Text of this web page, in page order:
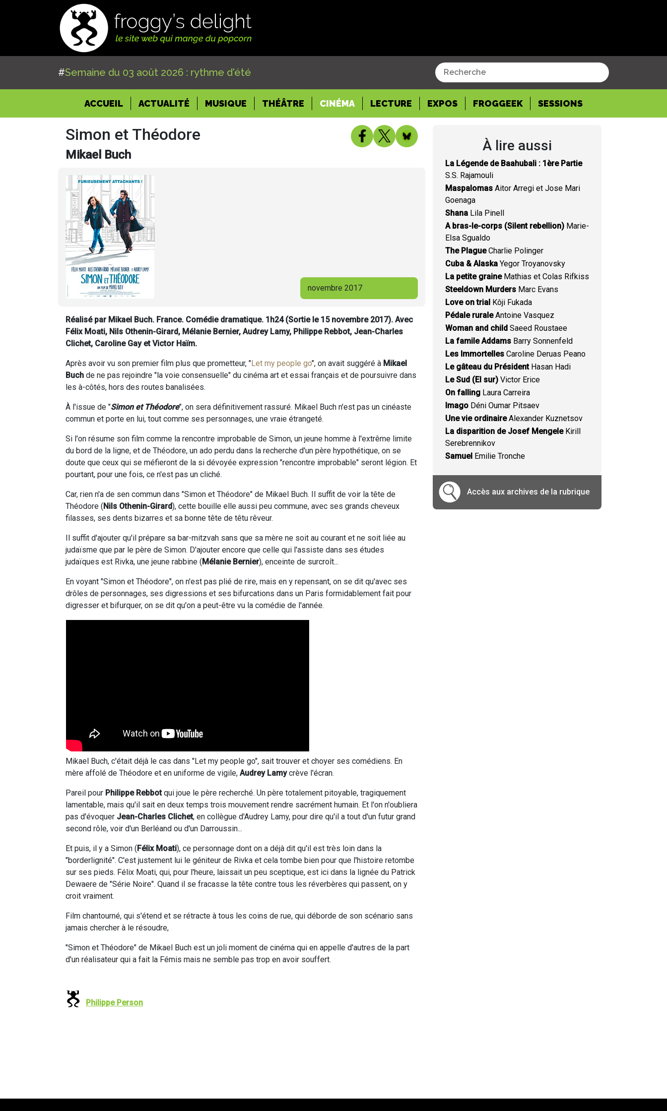
#Semaine du 03 août 2026 : rythme d'été
ACCUEIL(CURRENT)
ACTUALITÉ MUSIQUE THÉÂTRE CINÉMA LECTURE EXPOS FROGGEEK SESSIONS
Simon et Théodore
Mikael Buch
novembre 2017
Réalisé par Mikael Buch. France. Comédie dramatique. 1h24 (Sortie le 15 novembre 2017). Avec
Félix Moati, Nils Othenin-Girard, Mélanie Bernier, Audrey Lamy, Philippe Rebbot, Jean-Charles
Clichet, Caroline Gay et Victor Haïm.
Après avoir vu son premier film plus que prometteur, "Let my people go", on avait suggéré à Mikael
Buch de ne pas rejoindre "la voie consensuelle" du cinéma art et essai français et de poursuivre dans
les à-côtés, hors des routes banalisées.
À l'issue de "Simon et Théodore", on sera définitivement rassuré. Mikael Buch n'est pas un cinéaste
commun et porte en lui, tout comme ses personnages, une vraie étrangeté.
Si l'on résume son film comme la rencontre improbable de Simon, un jeune homme à l'extrême limite
du bord de la ligne, et de Théodore, un ado perdu dans la recherche d'un père hypothétique, on se
doute que ceux qui se méfieront de la si dévoyée expression "rencontre improbable" seront légion. Et
pourtant, pour une fois, ce n'est pas un cliché.
Car, rien n'a de sen commun dans "Simon et Théodore" de Mikael Buch. Il suffit de voir la tête de
Théodore (Nils Othenin-Girard), cette bouille elle aussi peu commune, avec ses grands cheveux
filasses, ses dents bizarres et sa bonne tête de têtu rêveur.
Il suffit d'ajouter qu'il prépare sa bar-mitzvah sans que sa mère ne soit au courant et ne soit liée au
judaïsme que par le père de Simon. D'ajouter encore que celle qui l'assiste dans ses études
judaïques est Rivka, une jeune rabbine (Mélanie Bernier), enceinte de surcroît...
En voyant "Simon et Théodore", on n'est pas plié de rire, mais en y repensant, on se dit qu'avec ses
drôles de personnages, ses digressions et ses bifurcations dans un Paris formidablement fait pour
digresser et bifurquer, on se dit qu'on a peut-être vu la comédie de l'année.
Mikael Buch, c'était déjà le cas dans "Let my people go", sait trouver et choyer ses comédiens. En
mère affolé de Théodore et en uniforme de vigile, Audrey Lamycrève l'écran.
Pareil pour Philippe Rebbotqui joue le père recherché. Un père totalement pitoyable, tragiquement
lamentable, mais qu'il sait en deux temps trois mouvement rendre sacrément humain. Et l'on n'oubliera
pas d'évoquer Jean-Charles Clichet, en collègue d'Audrey Lamy, pour dire qu'il a tout d'un futur grand
second rôle, voir d'un Berléand ou d'un Darroussin...
Et puis, il y a Simon (Félix Moati), ce personnage dont on a déjà dit qu'il est très loin dans la
"borderlignité". C'est justement lui le géniteur de Rivka et cela tombe bien pour que l'histoire retombe
sur ses pieds. Félix Moati, qui, pour l'heure, laissait un peu sceptique, est ici dans la lignée du Patrick
Dewaere de "Série Noire". Quand il se fracasse la tête contre tous les réverbères qui passent, on y
croit vraiment.
Film chantourné, qui s'étend et se rétracte à tous les coins de rue, qui déborde de son scénario sans
jamais chercher à le résoudre,
"Simon et Théodore" de Mikael Buch est un joli moment de cinéma qui en appelle d'autres de la part
d'un réalisateur qui a fait la Fémis mais ne semble pas trop en avoir souffert.
Philippe Person
À lire aussi
La Légende de Baahubali : 1ère Partie
S.S. Rajamouli
Maspalomas Aitor Arregi et Jose Mari
Goenaga
Shana Lila Pinell
A bras-le-corps (Silent rebellion) Marie-
Elsa Sgualdo
The PlagueCharlie Polinger
Cuba & Alaska Yegor Troyanovsky
La petite graineMathias et Colas Rifkiss
Steeldown Murders Marc Evans
Love on trial Kôji Fukada
Pédale ruraleAntoine Vasquez
Woman and child Saeed Roustaee
La famile Addams Barry Sonnenfeld
Les Immortelles Caroline Deruas Peano
Le gâteau du PrésidentHasan Hadi
Le Sud (El sur) Victor Erice
On falling Laura Carreira
Imago Déni Oumar Pitsaev
Une vie ordinaireAlexander Kuznetsov
La disparition de Josef MengeleKirill
Serebrennikov
Samuel Emilie Tronche
Accès aux archives de la rubrique